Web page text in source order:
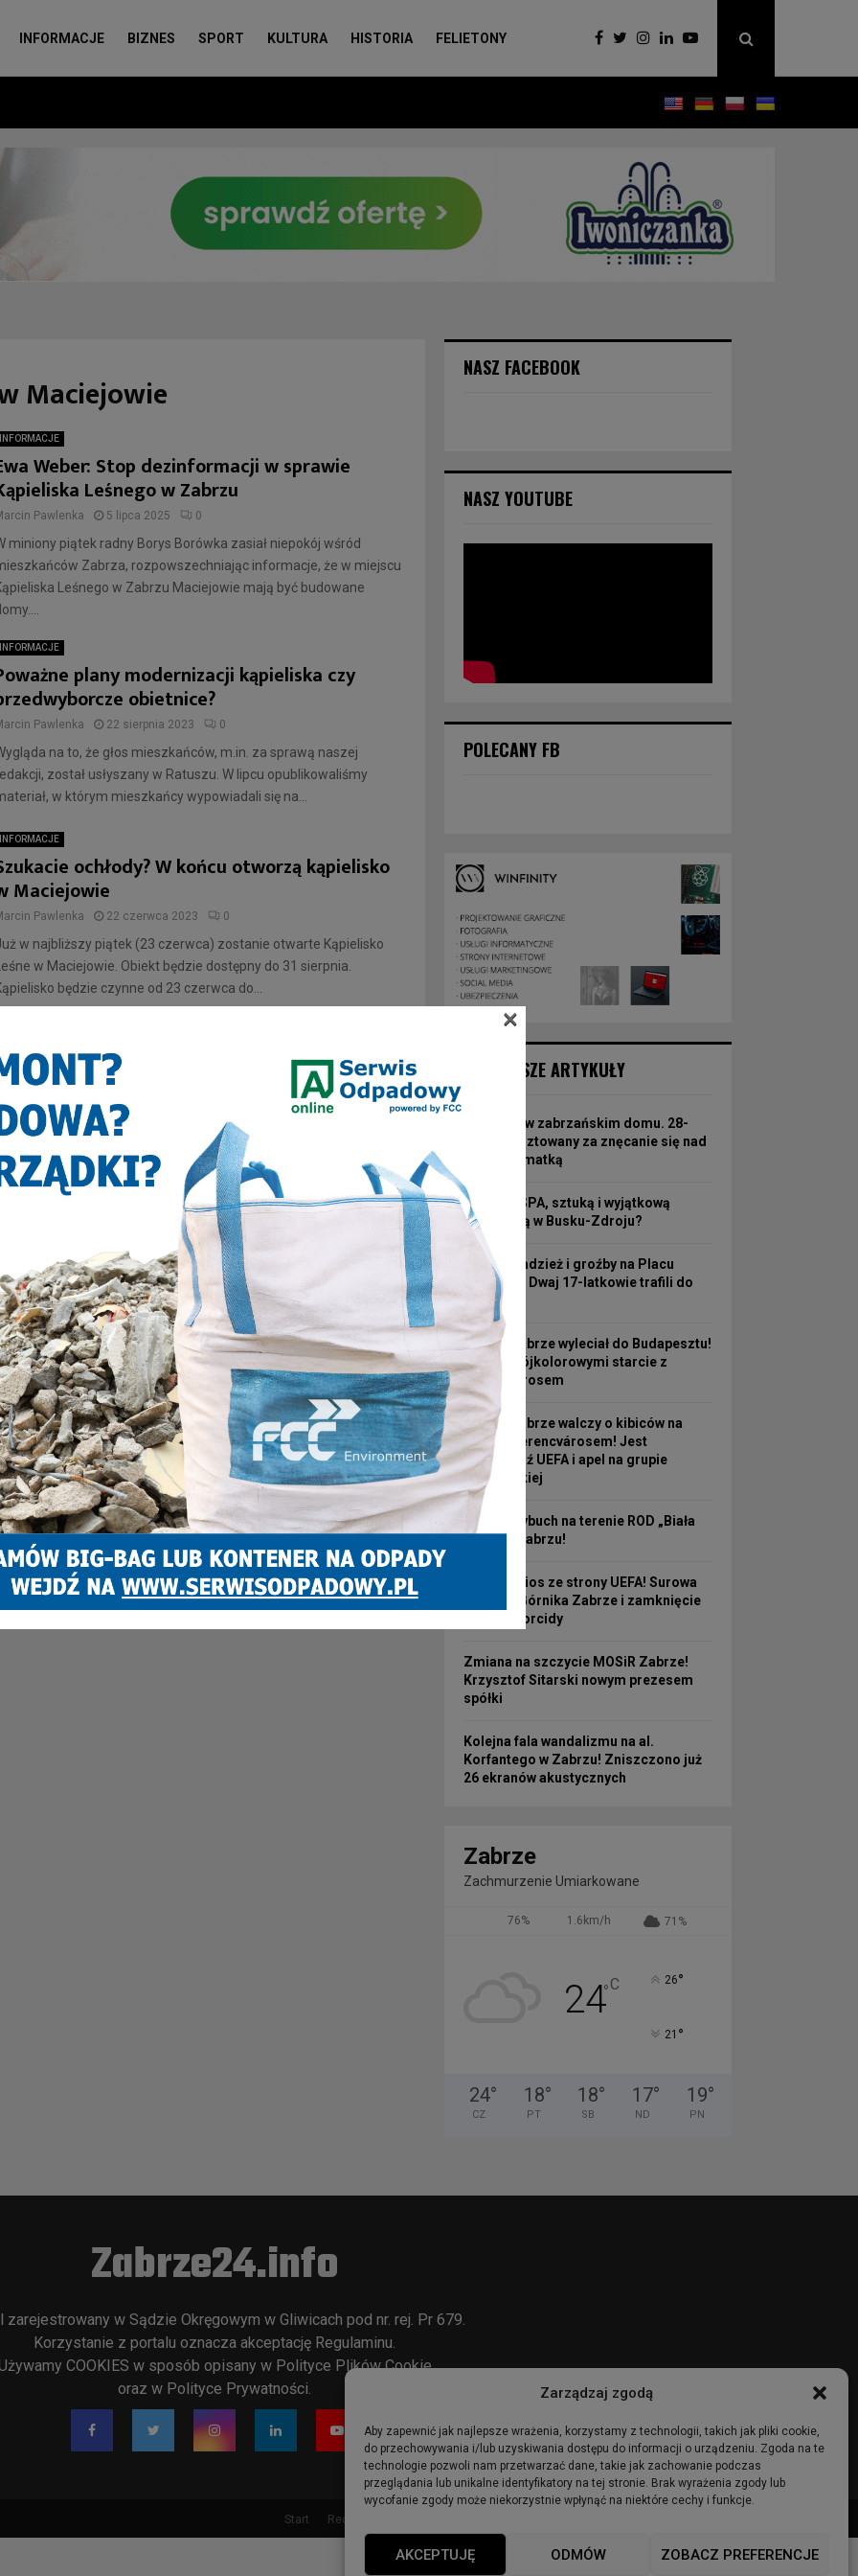
Zarządzaj zgodą
Aby zapewnić jak najlepsze wrażenia, korzystamy z technologii, takich jak pliki cookie,
do przechowywania i/lub uzyskiwania dostępu do informacji o urządzeniu. Zgoda na te
technologie pozwoli nam przetwarzać dane, takie jak zachowanie podczas
przeglądania lub unikalne identyfikatory na tej stronie. Brak wyrażenia zgody lub
wycofanie zgody może niekorzystnie wpłynąć na niektóre cechy i funkcje.
AKCEPTUJĘ ODMÓW ZOBACZ PREFERENCJE
INFORMACJE BIZNES SPORT KULTURA HISTORIA FELIETONY
Maciejowie
INFORMACJE
Weber: Stop dezinformacji w sprawie
Leśnego w Zabrzu
Pawlenka 5 lipca 2025 0
miniony piątek radny Borys Borówka zasiał niepokój wśród
Zabrza, rozpowszechniając informacje, że w miejscu
Leśnego w Zabrzu Maciejowie mają być budowane
INFORMACJE
plany modernizacji kąpieliska czy
obietnice?
Pawlenka 22 sierpnia 2023 0
na to, że głos mieszkańców, m.in. za sprawą naszej
został usłyszany w Ratuszu. W lipcu opublikowaliśmy
w którym mieszkańcy wypowiadali się na...
INFORMACJE
ochłody? W końcu otworzą kąpielisko
Maciejowie
Pawlenka 22 czerwca 2023 0
w najbliższy piątek (23 czerwca) zostanie otwarte Kąpielisko
w Maciejowie. Obiekt będzie dostępny do 31 sierpnia.
będzie czynne od 23 czerwca do...
plaża 2019 – otwarty turniej siatkówki w
Pawlenka 25 lipca 2019
do niedzieli (28 lipca) trwają zapisy na otwarty turniej
plażowej. Dwudniowa impreza pod hasłem „Leśna plaża
zaplanowana jest na Kąpielisku Leśnym w...
na kąpielisko – czyli wakacyjny
jazdy
Pawlenka 20 czerwca 2019 0
linie oraz wakacyjny rozkład jazdy. Od 20 czerwca
Transportu Metropolitalnego wprowadził zmiany w
autobusów. Dzięki nim będzie można dotrzeć do
i...
NASZ FACEBOOK
NASZ YOUTUBE
POLECANY FB
NAJNOWSZE ARTYKUŁY
Koszmar w zabrzańskim domu. 28-
latek aresztowany za znęcanie się nad
63-letnią matką
Hotel ze SPA, sztuką i wyjątkową
atmosferą w Busku-Zdroju?
Nocna kradzież i groźby na Placu
Wolności! Dwaj 17-latkowie trafili do
aresztu
Górnik Zabrze wyleciał do Budapesztu!
Przed Trójkolorowymi starcie z
Ferencvárosem
Górnik Zabrze walczy o kibiców na
mecz z Ferencvárosem! Jest
odpowiedź UEFA i apel na grupie
kibicowskiej
Pożar i wybuch na terenie ROD „Biała
Róża” w Zabrzu!
Bolesny cios ze strony UEFA! Surowa
kara dla Górnika Zabrze i zamknięcie
trybuny Torcidy
Zmiana na szczycie MOSiR Zabrze!
Krzysztof Sitarski nowym prezesem
spółki
Kolejna fala wandalizmu na al.
Korfantego w Zabrzu! Zniszczono już
26 ekranów akustycznych
Zabrze
Zachmurzenie Umiarkowane
76% 1.6km/h 71%
24°C 26°
21 °
24°
CZ
18°
PT
18°
SB
17°
ND
19°
PN
Zabrze24.info
zarejestrowany w Sądzie Okręgowym w Gliwicach pod nr. rej. Pr 679.
Korzystanie z portalu oznacza akceptację Regulaminu
COOKIES w sposób opisany w Polityce Plików Cookie
oraz w Polityce Prywatności
Start Redakcja
×